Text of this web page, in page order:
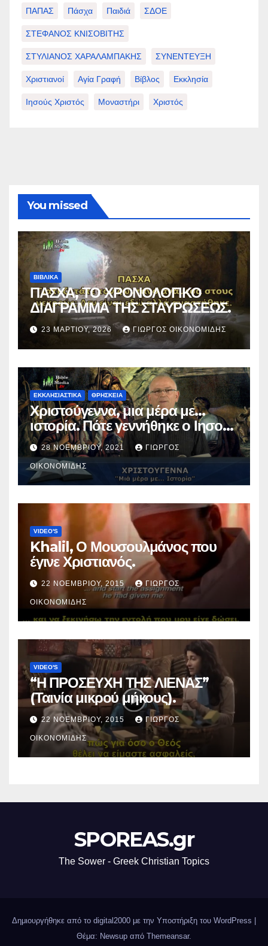
ΠΑΠΑΣ Πάσχα Παιδιά ΣΔΟΕ
ΣΤΕΦΑΝΟΣ ΚΝΙΣΟΒΙΤΗΣ
ΣΤΥΛΙΑΝΟΣ ΧΑΡΑΛΑΜΠΑΚΗΣ ΣΥΝΕΝΤΕΥΞΗ
Χριστιανοί Αγία Γραφή Βίβλος Εκκλησία
Ιησούς Χριστός Μοναστήρι Χριστός
You missed
ΒΙΒΛΙΚΑ
ΠΑΣΧΑ, ΤΟ ΧΡΟΝΟΛΟΓΙΚΟ
ΔΙΑΓΡΑΜΜΑ ΤΗΣ ΣΤΑΥΡΩΣΕΩΣ.
23 ΜΑΡΤΊΟΥ, 2026 ΓΙΏΡΓΟΣ ΟΙΚΟΝΟΜΊΔΗΣ
ΕΚΚΛΗΣΙΑΣΤΙΚΑ ΘΡΗΣΚΕΙΑ
Χριστούγεννα, μια μέρα με…
ιστορία. Πότε γεννήθηκε ο Ιησούς
Χριστός; (Βίντεο).
28 ΝΟΕΜΒΡΊΟΥ, 2021 ΓΙΏΡΓΟΣ
ΟΙΚΟΝΟΜΊΔΗΣ
VIDEO'S
Khalil, Ο Μουσουλμάνος που
έγινε Χριστιανός.
22 ΝΟΕΜΒΡΊΟΥ, 2015 ΓΙΏΡΓΟΣ
ΟΙΚΟΝΟΜΊΔΗΣ
VIDEO'S
“Η ΠΡΟΣΕΥΧΗ ΤΗΣ ΛΙΕΝΑΣ”
(Ταινία μικρού μήκους).
22 ΝΟΕΜΒΡΊΟΥ, 2015 ΓΙΏΡΓΟΣ
ΟΙΚΟΝΟΜΊΔΗΣ
SPOREAS.gr
The Sower - Greek Christian Topics
Δημιουργήθηκε από το digital2000 με την Υποστήριξη του WordPress
Θέμα: Newsup από Themeansar.